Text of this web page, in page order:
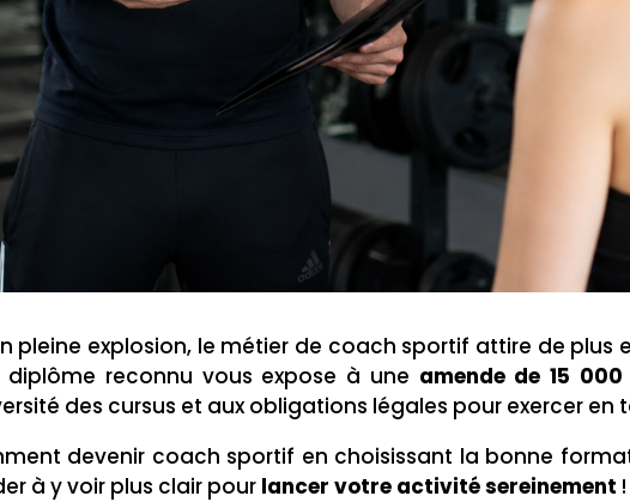
pleine explosion, le métier de coach sportif attire de plus
diplôme reconnu vous expose à une amende de 15
des cursus et aux obligations légales pour exercer en
devenir coach sportif en choisissant la bonne
à y voir plus clair pour lancer votre activité sereinement !